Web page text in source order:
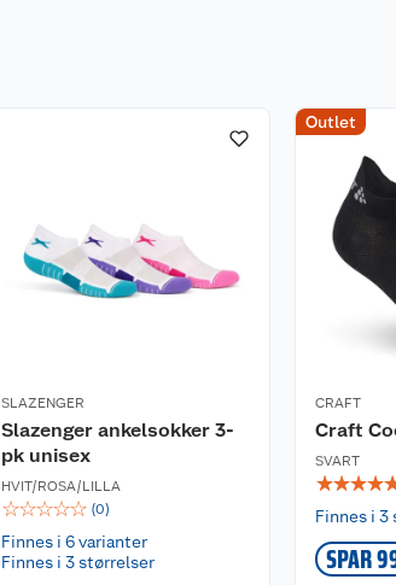
SLAZENGER
Slazenger ankelsokker 3-
pk unisex
HVIT/ROSA/LILLA
☆☆☆☆☆ (0)
Finnes i 6 varianter
Finnes i 3 størrelser
Outlet
CRAFT
Craft
SVART
☆☆☆☆
Finnes i 3
SPAR